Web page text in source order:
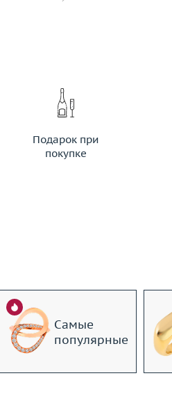
Подарок при
покупке
Самые
популярные